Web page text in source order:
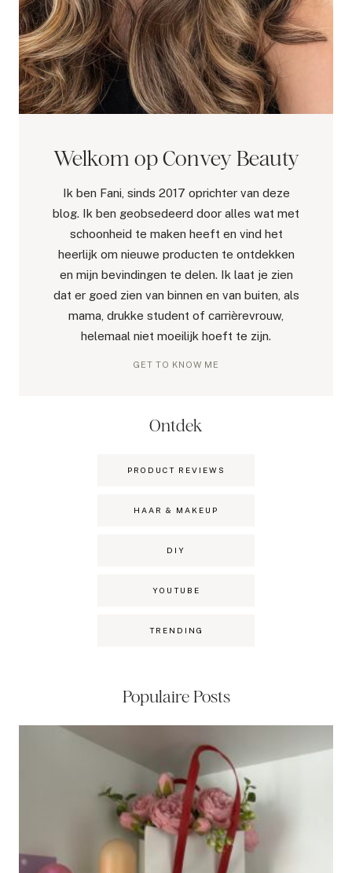
Welkom op Convey Beauty
Ik ben Fani, sinds 2017 oprichter van deze
blog. Ik ben geobsedeerd door alles wat met
schoonheid te maken heeft en vind het
heerlijk om nieuwe producten te ontdekken
en mijn bevindingen te delen. Ik laat je zien
dat er goed zien van binnen en van buiten, als
mama, drukke student of carrièrevrouw,
helemaal niet moeilijk hoeft te zijn.
GET TO KNOW ME
Ontdek
PRODUCT REVIEWS
HAAR & MAKEUP
DIY
YOUTUBE
TRENDING
Populaire Posts